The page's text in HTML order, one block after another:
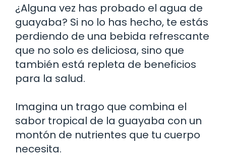
¿Alguna vez has probado el agua de
guayaba? Si no lo has hecho, te estás
perdiendo de una bebida refrescante
que no solo es deliciosa, sino que
también está repleta de beneficios
para la salud.
Imagina un trago que combina el
sabor tropical de la guayaba con un
montón de nutrientes que tu cuerpo
necesita.